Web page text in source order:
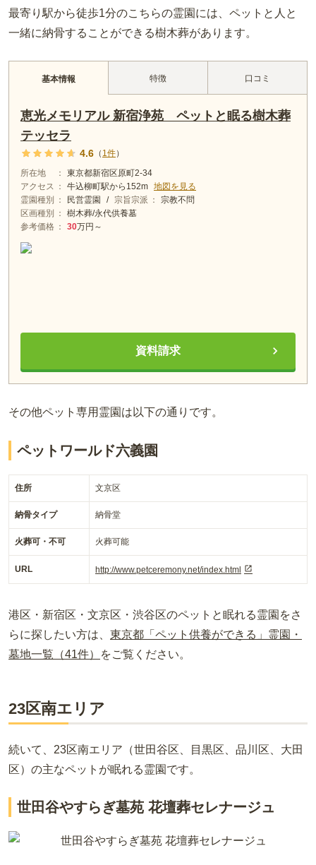
最寄り駅から徒歩1分のこちらの霊園には、ペットと人と
一緒に納骨することができる樹木葬があります。
基本情報 特徴 口コミ
恵光メモリアル 新宿浄苑 ペットと眠る樹木葬
テッセラ
4.6 （ 1件）
所在地
東京都新宿区原町2-34
アクセス
牛込柳町駅から 152m 地図を見る
霊園種別
民営霊園 / 宗旨宗派
宗教不問
区画種別
樹木葬/永代供養墓
参考価格
30万円～
資料請求
その他ペット専用霊園は以下の通りです。
ペットワールド六義園
住所 文京区
納骨タイプ 納骨堂
火葬可・不可 火葬可能
URL http://www.petceremony.net/index.html
港区・新宿区・文京区・渋谷区のペットと眠れる霊園をさ
らに探したい方は、 東京都「ペット供養ができる」霊園・
墓地一覧（41件）
をご覧ください。
23区南エリア
続いて、23区南エリア（世田谷区、目黒区、品川区、大田
区）の主なペットが眠れる霊園です。
世田谷やすらぎ墓苑 花壇葬セレナージュ